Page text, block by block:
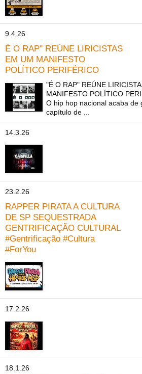
9.4.26
É O RAP" REÚNE LIRICISTAS
EM UM MANIFESTO
POLÍTICO PERIFÉRICO
"É O RAP" REÚNE
MANIFESTO POLÍTICO
O hip hop nacional acaba de
capítulo de ...
14.3.26
23.2.26
RAPPER PIRATA A CULTURA
DE SP SEQUESTRADA
GENTRIFICAÇÃO CULTURAL
#Gentrificação #Cultura
#ForYou
17.2.26
18.1.26